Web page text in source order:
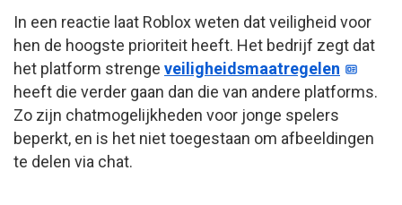
In een reactie laat Roblox weten dat veiligheid voor
hen de hoogste prioriteit heeft. Het bedrijf zegt dat
het platform strenge veiligheidsmaatregelen
heeft die verder gaan dan die van andere platforms.
Zo zijn chatmogelijkheden voor jonge spelers
beperkt, en is het niet toegestaan om afbeeldingen
te delen via chat.